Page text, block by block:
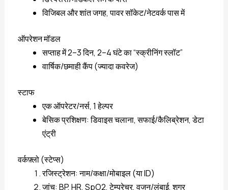
विजिबल और शांत जगह, पावर सॉकेट/नेटवर्क पास में
ऑपरेशन मॉडल
सप्ताह में 2–3 दिन, 2–4 घंटे का “स्क्रीनिंग स्लॉट”
वार्षिक/छमाही कैंप (ज्यादा कवरेज)
स्टाफ
एक ऑपरेटर/नर्स, 1 हेल्पर
बेसिक प्रशिक्षण: डिवाइस चलाना, सफाई/कैलिब्रेशन, डेटा
एंट्री
वर्कफ़्लो (स्टेप्स)
रजिस्ट्रेशन: नाम/कक्षा/मोबाइल (या ID)
जांच: BP, HR, SpO2, टेम्परेचर, वजन/लंबाई, शुगर